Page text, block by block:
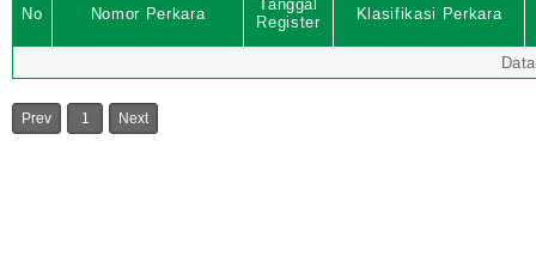
No Nomor Perkara
Tanggal
Register
Klasifikasi Perkara
Prev 1 Next